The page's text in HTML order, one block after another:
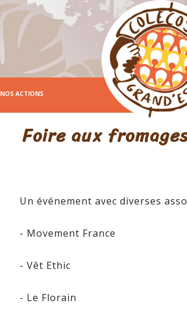
NOS ACTIONS
Foire aux
Un événement avec diverses
- Movement France
- Vêt Ethic
- Le Florain